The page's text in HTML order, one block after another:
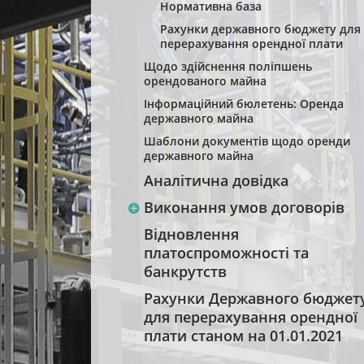
Нормативна база
Рахунки державного бюджету для
перерахування орендної плати
Щодо здійснення поліпшень
орендованого майна
Інформаційний бюлетень: Оренда
державного майна
Шаблони документів щодо оренди
державного майна
Аналітична довідка
Виконання умов договорів
Відновлення
платоспроможності та
банкрутств
Рахунки Державного
для перерахування орендної
плати станом на 01.01.2021